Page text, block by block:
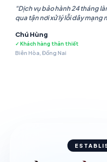
"Dịch vụ bảo hành 24 tháng
qua tận nơi xử lý lỗi dây mạng
Chú Hùng
✓ Khách hàng thân thiết
Biên Hòa, Đồng Nai